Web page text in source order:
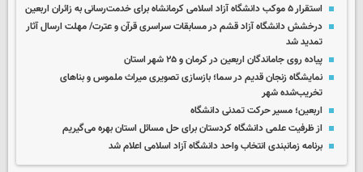
استقرار ۵ موکب دانشگاه آزاد اسلامی کرمانشاه برای خدمت‌رسانی به زائران اربعین
درخشش دانشگاه آزاد قشم در مسابقات سراسری قرآن و عترت/ مهلت ارسال آثار
تمدید شد
پیاده روی جاماندگان اربعین در کرمان و ۲۵ شهر استان
نمایشگاه زنجان قدیم در سما؛ بازسازی تصویری میراث ملموس و بناهای
تخریب‌شده شهر
اربعین؛ مسیر حرکت تمدنی دانشگاه
از ظرفیت علمی دانشگاه کردستان برای حل مسائل استان بهره می‌گیریم
برنامه زمانبندی انتخاب واحد دانشگاه آزاد اسلامی اعلام شد